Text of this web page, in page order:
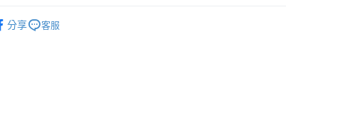
1.本服務係由「台灣大哥大股份有限公司」（以下簡稱本公司）所提供，讓
分享 客服